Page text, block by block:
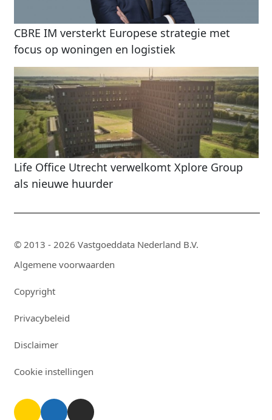
CBRE IM versterkt Europese strategie met
focus op woningen en logistiek
Life Office Utrecht verwelkomt Xplore Group
als nieuwe huurder
© 2013 - 2026 Vastgoeddata Nederland B.V.
Algemene voorwaarden
Copyright
Privacybeleid
Disclaimer
Cookie instellingen